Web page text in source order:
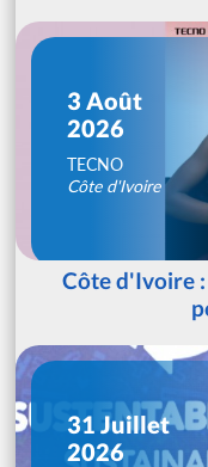
3 Août
2026
TECNO
Côte d'Ivoire
Côte d'Ivoire
31 Juillet
2026